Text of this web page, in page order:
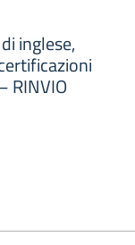
inglese,
RINVIO